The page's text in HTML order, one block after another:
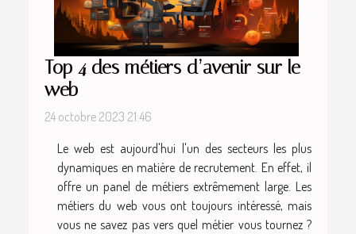
Top 4 des métiers d’avenir sur le
web
24 octobre 2023 21:46
Le web est aujourd'hui l'un des secteurs les plus
dynamiques en matière de recrutement. En effet, il
offre un panel de métiers extrêmement large. Les
métiers du web vous ont toujours intéressé, mais
vous ne savez pas vers quel métier vous tournez ?